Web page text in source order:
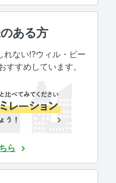
ある方
れない!?ウィル・ビー
すすめしています。
ら